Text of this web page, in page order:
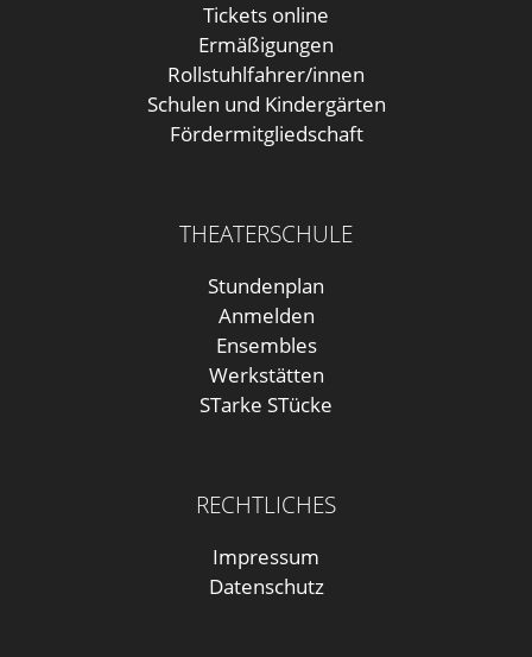
Tickets online
Ermäßigungen
Rollstuhlfahrer/innen
Schulen und Kindergärten
Fördermitgliedschaft
THEATERSCHULE
Stundenplan
Anmelden
Ensembles
Werkstätten
STarke STücke
RECHTLICHES
Impressum
Datenschutz